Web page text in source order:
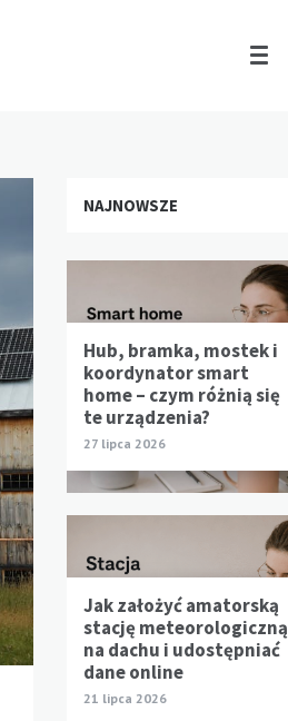
NAJNOWSZE
Hub, bramka, mostek i
koordynator smart
home – czym różnią się
te urządzenia?
27 lipca 2026
Jak założyć amatorską
stację meteorologiczną
na dachu i udostępniać
dane online
21 lipca 2026